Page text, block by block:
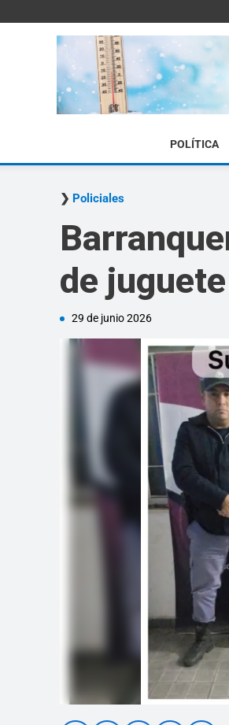
POLÍTICA
Policiales
de juguete
29 de junio 2026